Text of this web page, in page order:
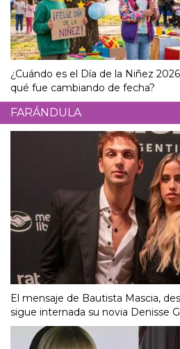
¿Cuándo es el Día de la Niñez
qué fue cambiando de fecha?
FARÁNDULA
El mensaje de Bautista Mascia,
sigue internada su novia Denisse